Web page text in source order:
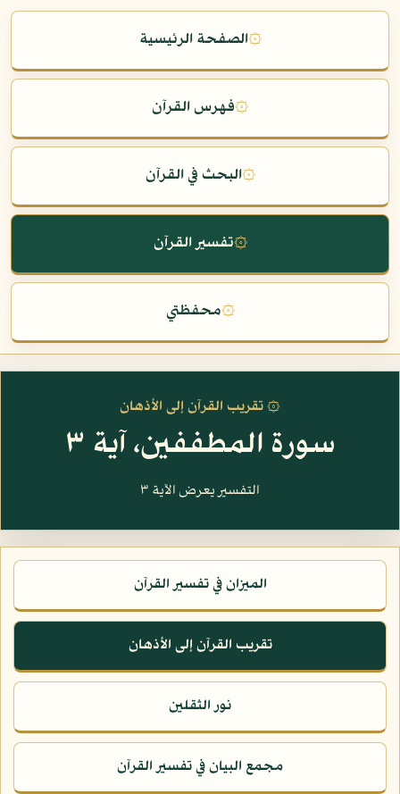
۞الصفحة الرئيسية
۞فهرس القرآن
۞البحث في القرآن
۞تفسير القرآن
۞محفظتي
۞ تقريب القرآن إلى الأذهان
سورة المطففين، آية ٣
التفسير يعرض الآية ٣
الميزان في تفسير القرآن
تقريب القرآن إلى الأذهان
نور الثقلين
مجمع البيان في تفسير القرآن